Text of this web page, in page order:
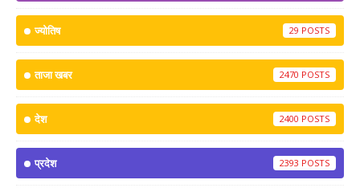
ज्योतिष 29
ताजा खबर 2470
देश 2400
प्रदेश 2393